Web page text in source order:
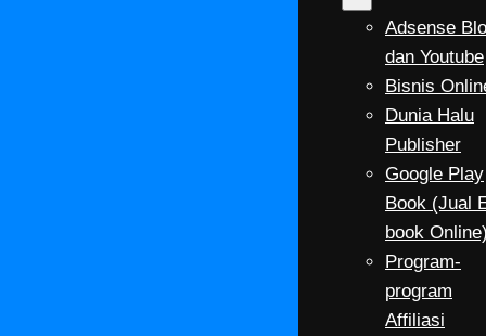
Adsense
dan Youtube
Bisnis
Dunia Halu
Publisher
Google Play
Book (Jual
book
Program-
program
Affiliasi